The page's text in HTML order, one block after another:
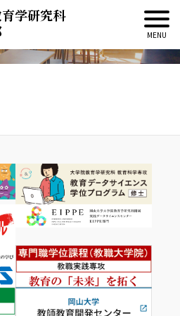
学研究科
情報